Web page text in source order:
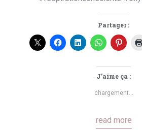
Partager :
J’aime ça :
chargement…
read more